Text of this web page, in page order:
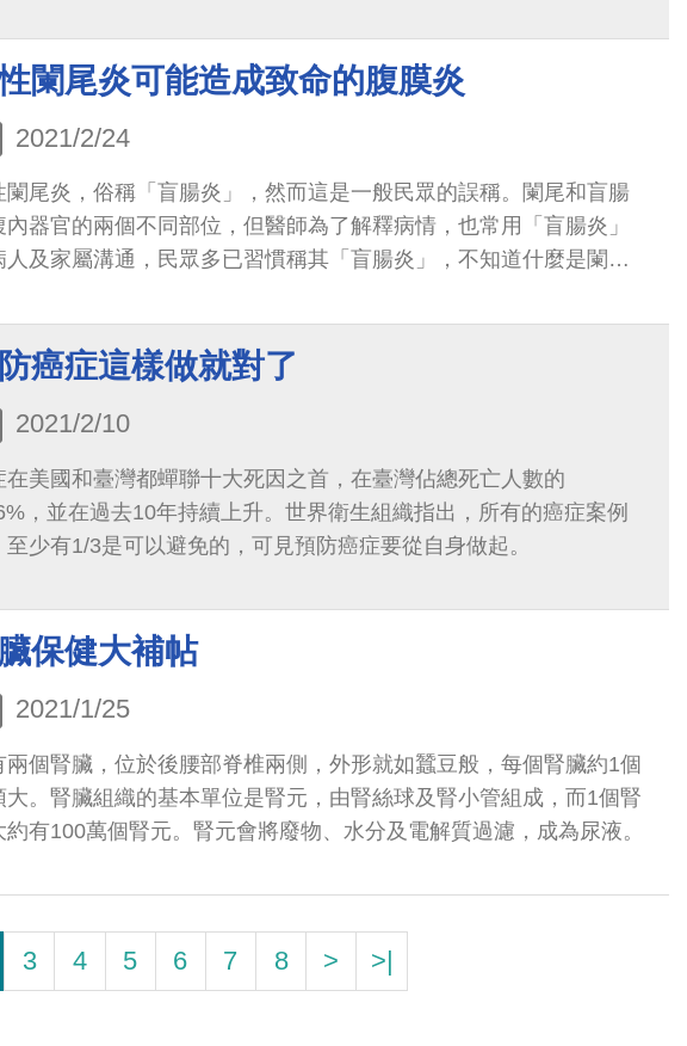
闌尾炎可能造成致命的腹膜炎
2021/2/24
闌尾炎，俗稱「盲腸炎」，然而這是一般民眾的誤稱。闌尾和盲腸
內器官的兩個不同部位，但醫師為了解釋病情，也常用「盲腸炎」
人及家屬溝通，民眾多已習慣稱其「盲腸炎」，不知道什麼是闌尾
癌症這樣做就對了
2021/2/10
在美國和臺灣都蟬聯十大死因之首，在臺灣佔總死亡人數的
，並在過去10年持續上升。世界衛生組織指出，所有的癌症案例
至少有1/3是可以避免的，可見預防癌症要從自身做起。
保健大補帖
2021/1/25
兩個腎臟，位於後腰部脊椎兩側，外形就如蠶豆般，每個腎臟約1個
大。腎臟組織的基本單位是腎元，由腎絲球及腎小管組成，而1個腎
約有100萬個腎元。腎元會將廢物、水分及電解質過濾，成為尿液。
3 4 5 6 7 8 > >|